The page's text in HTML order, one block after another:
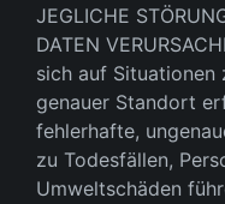
JEGLICHE
DATEN
sich auf Situationen
genauer Standort
fehlerhafte,
zu Todesfällen,
Umweltschäden